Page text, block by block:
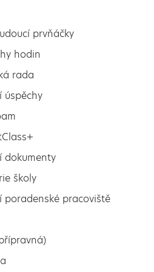
prvňáčky
hodin
rada
úspěchy
dokumenty
školy
poradenské pracoviště
1. stupně od